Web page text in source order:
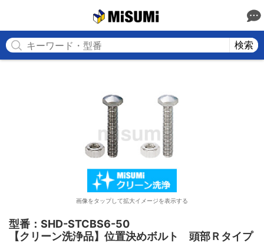
検索
画像をタップして拡大イメージを表示する
型番：SHD-STCBS6-50
【クリーン洗浄品】位置決めボルト　頭部Ｒタイプ